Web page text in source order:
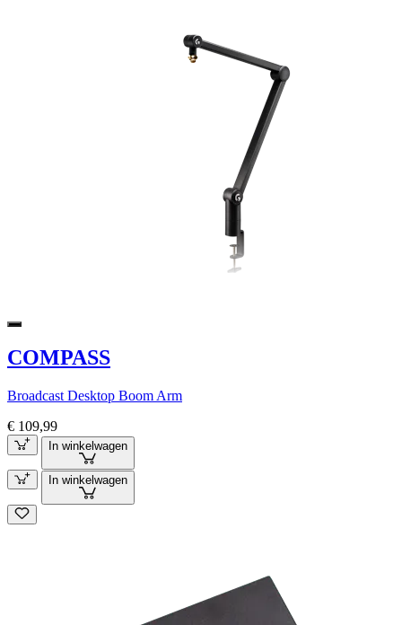
COMPASS
Broadcast Desktop Boom Arm
€ 109,99
In winkelwagen
In winkelwagen